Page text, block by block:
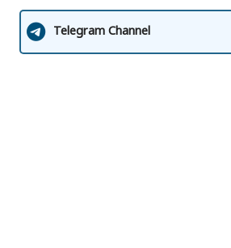
Telegram Channel